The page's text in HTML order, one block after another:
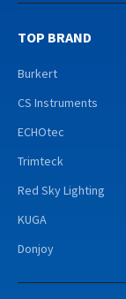
TOP BRAND
Burkert
CS Instruments
ECHOtec
Trimteck
Red Sky Lighting
KUGA
Donjoy